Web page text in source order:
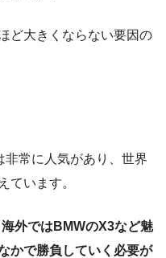
ど大きくならない要因の
常に人気があり、世界
ています。
外ではBMWのX3など魅
かで勝負していく必要が